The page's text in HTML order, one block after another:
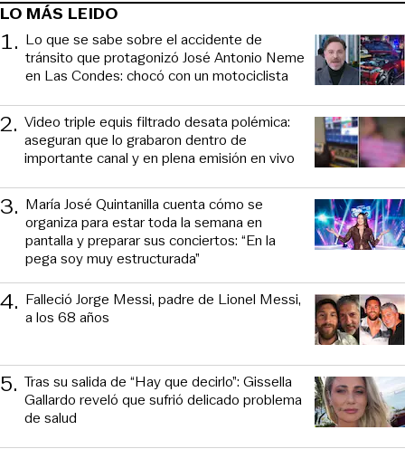
LO MÁS LEIDO
1. Lo que se sabe sobre el accidente de
tránsito que protagonizó José Antonio Neme
en Las Condes: chocó con un motociclista
2. Video triple equis filtrado desata polémica:
aseguran que lo grabaron dentro de
importante canal y en plena emisión en vivo
3. María José Quintanilla cuenta cómo se
organiza para estar toda la semana en
pantalla y preparar sus conciertos: “En la
pega soy muy estructurada”
4. Falleció Jorge Messi, padre de Lionel Messi,
a los 68 años
5. Tras su salida de “Hay que decirlo”: Gissella
Gallardo reveló que sufrió delicado problema
de salud